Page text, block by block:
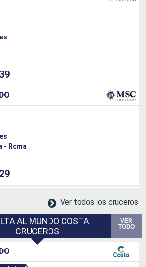
- Roma
Ver todos los cruceros
AL MUNDO COSTA
CRUCEROS
VER
TODO